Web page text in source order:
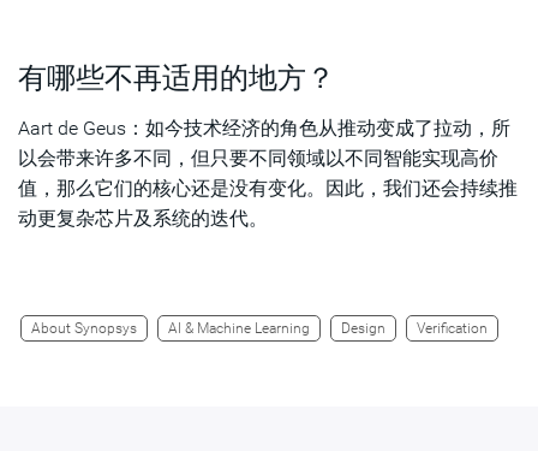
有哪些不再适用的地方？
Aart de Geus：如今技术经济的角色从推动变成了拉动，所
以会带来许多不同，但只要不同领域以不同智能实现高价
值，那么它们的核心还是没有变化。因此，我们还会持续推
动更复杂芯片及系统的迭代。
About Synopsys AI & Machine Learning Design Verification